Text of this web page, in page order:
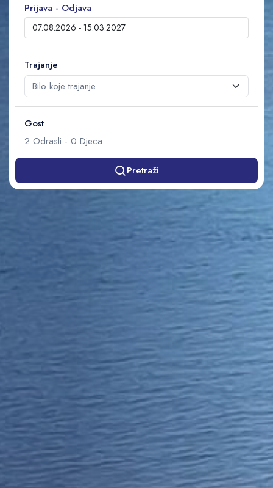
Prijava - Odjava
Trajanje
Gost
2 Odrasli - 0 Djeca
Pretraži